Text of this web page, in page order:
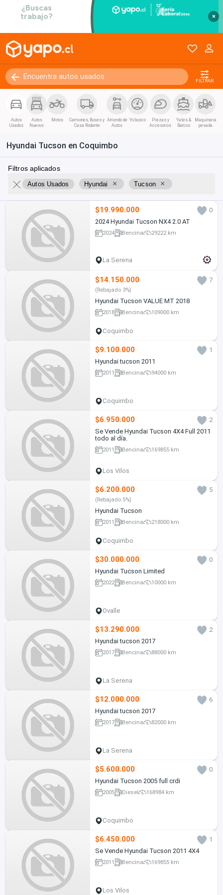
×
FILTRAR
Autos
Usados
Autos
Nuevos
Motos
Camiones, Buses y
Casa Rodante
Arriendo de
Autos
Yo busco
Piezas y
Accesorios
Yates &
Barcos
Maquinaria
pesada
Hyundai Tucson en Coquimbo
Filtros aplicados
Autos Usados Hyundai × Tucson ×
$19.990.000
0
2024 Hyundai Tucson NX4 2.0 AT
2024 Bencina 29222 km
La Serena
$14.150.000 7
(Rebajado 3%)
Hyundai Tucson VALUE MT 2018
2018 Bencina 109000 km
Coquimbo
$9.100.000
1
Hyundai tucson 2011
2011 Bencina 94000 km
Coquimbo
$6.950.000
2
Se Vende Hyundai Tucson 4X4 Full 2011
todo al día.
2011 Bencina 169855 km
Los Vilos
$6.200.000 5
(Rebajado 5%)
Hyundai Tucson
2011 Bencina 218000 km
Coquimbo
$30.000.000
0
Hyundai Tucson Limited
2022 Bencina 10000 km
Ovalle
$13.290.000
2
Hyundai tucson 2017
2017 Bencina 88000 km
La Serena
$12.000.000
6
Hyundai tucson 2017
2017 Bencina 82000 km
La Serena
$5.600.000
0
Hyundai Tucson 2005 full crdi
2005 Diesel 168984 km
Coquimbo
$6.450.000
1
Se Vende Hyundai Tucson 2011 4X4
2011 Bencina 169855 km
Los Vilos